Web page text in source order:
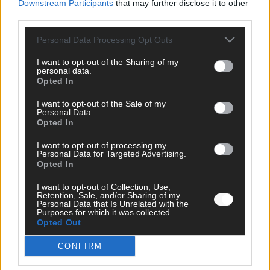
Downstream Participants that may further disclose it to other
Personal Data Processing Opt Outs
I want to opt-out of the Sharing of my
personal data.
Opted In
I want to opt-out of the Sale of my
Personal Data.
Opted In
I want to opt-out of processing my
Personal Data for Targeted Advertising.
Opted In
I want to opt-out of Collection, Use,
Retention, Sale, and/or Sharing of my
Personal Data that Is Unrelated with the
Purposes for which it was collected.
Opted Out
CONFIRM
Wer zahlt, steht im Finale – ist das beim ESC wirklich fair?
Mai 2026
Eurovision Song Contest 2026: Das erste Halbfinale – der
Mai 2026
WERBE BEI UNS!